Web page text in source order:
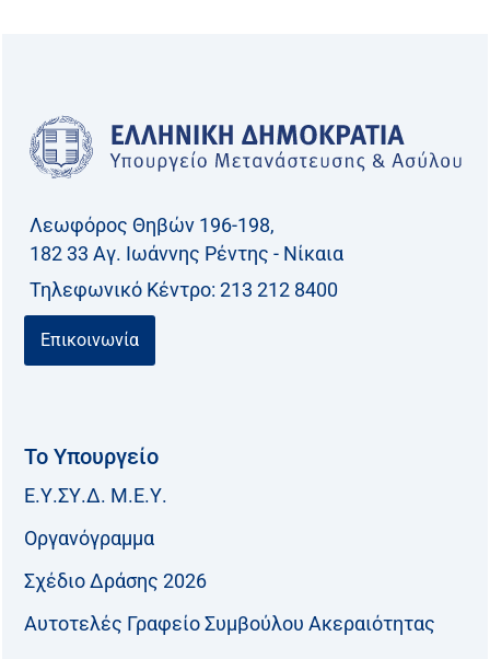
σ
Λεωφόρος Θηβών 196-198,
182 33 Aγ. Ιωάννης Ρέντης - Νίκαια
Τηλεφωνικό Kέντρο: 213 212 8400
Επικοινωνία
Το Υπουργείο
Ε.Υ.ΣΥ.Δ. Μ.Ε.Υ.
Οργανόγραμμα
Σχέδιο Δράσης 2026
Αυτοτελές Γραφείο Συμβούλου Ακεραιότητας